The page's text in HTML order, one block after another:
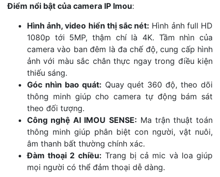
Điểm nổi bật của camera IP Imou:
Hình ảnh, video hiển thị sắc nét: Hình ảnh full HD
1080p tới 5MP, thậm chí là 4K. Tầm nhìn của
camera vào ban đêm là đa chế độ, cung cấp hình
ảnh với màu sắc chân thực ngay trong điều kiện
thiếu sáng.
Góc nhìn bao quát: Quay quét 360 độ, theo dõi
thông minh giúp cho camera tự động bám sát
theo đối tượng.
Công nghệ AI IMOU SENSE: Ma trận thuật toán
thông minh giúp phân biệt con người, vật nuôi,
âm thanh bất thường chính xác.
Đàm thoại 2 chiều: Trang bị cả mic và loa giúp
mọi người có thể đảm thoại dễ dàng.